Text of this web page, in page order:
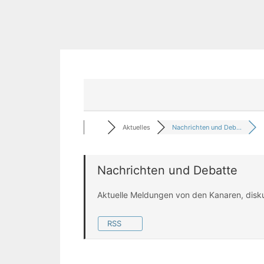
Aktuelles Nachrichten und Deb...
Nachrichten und Debatte
Aktuelle Meldungen von den Kanaren,
RSS